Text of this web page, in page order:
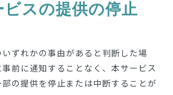
ビスの提供の停止
ずれかの事由があると判断した場
前に通知することなく、本サービス
の提供を停止または中断することが